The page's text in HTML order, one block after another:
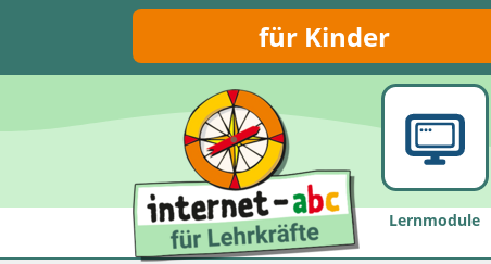
für Kinder
Lernmodule